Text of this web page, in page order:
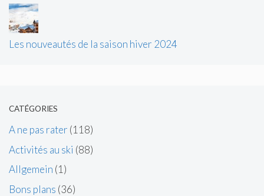
Les nouveautés de la saison hiver 2024
CATÉGORIES
A ne pas rater (118)
Activités au ski (88)
Allgemein (1)
Bons plans (36)